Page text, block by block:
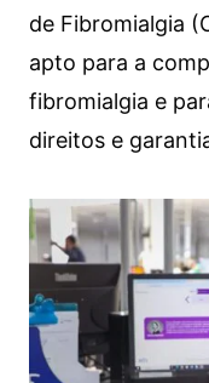
de Fibromialgia
apto para a
fibromialgia e
direitos e